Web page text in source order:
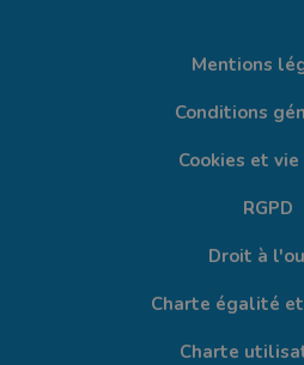
Mentions
Conditions
Cookies et
RGPD
Droit à
Charte égalité
Charte